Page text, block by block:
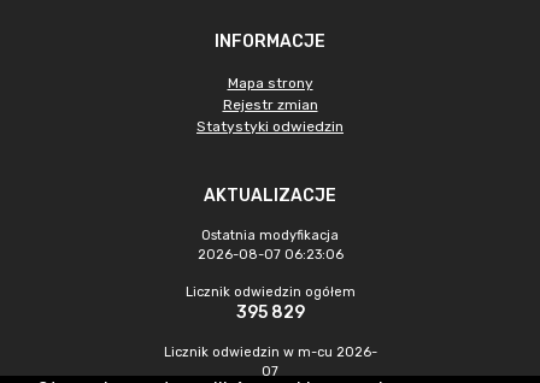
INFORMACJE
Mapa strony
Rejestr zmian
Statystyki odwiedzin
AKTUALIZACJE
Ostatnia modyfikacja
2026-08-07 06:23:06
Licznik odwiedzin ogółem
395 829
Licznik odwiedzin w m-cu 2026-
07